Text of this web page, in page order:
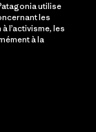
utilise
les
l’activisme, les
à la